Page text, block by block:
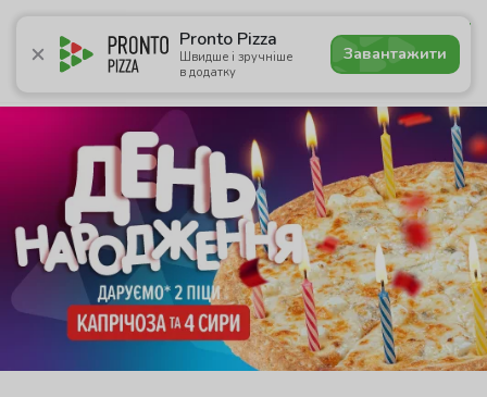
Pronto Pizza
Швидше і зручніше
в додатку
Завантажити
4.8
Акції Піца Суші Сети Лаваші Комбо Напої